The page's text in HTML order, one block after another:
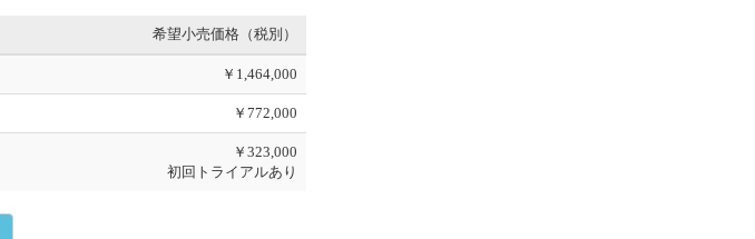
希望小売価格（税別）
￥1,464,000
￥772,000
￥323,000
初回トライアルあり